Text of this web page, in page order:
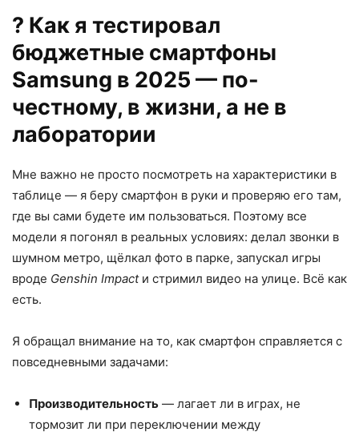
? Как я тестировал
бюджетные смартфоны
Samsung в 2025 — по-
честному, в жизни, а не в
лаборатории
Мне важно не просто посмотреть на характеристики в
таблице — я беру смартфон в руки и проверяю его там,
где вы сами будете им пользоваться. Поэтому все
модели я погонял в реальных условиях: делал звонки в
шумном метро, щёлкал фото в парке, запускал игры
вроде Genshin Impactи стримил видео на улице. Всё как
есть.
Я обращал внимание на то, как смартфон справляется с
повседневными задачами:
Производительность — лагает ли в играх, не
тормозит ли при переключении между